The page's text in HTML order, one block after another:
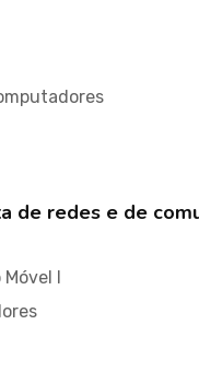
de redes e de
I